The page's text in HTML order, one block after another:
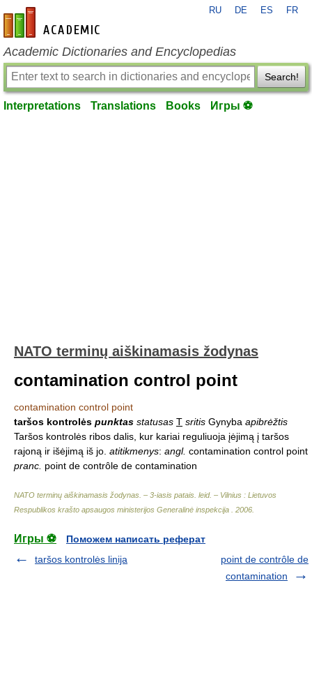
en-academic.com
RU DE ES FR
Academic Dictionaries and Encyclopedias
Search!
Interpretations Translations Books Игры ⚽
NATO terminų aiškinamasis žodynas
contamination control point
contamination control point
taršos kontrolės punktas statusas T sritis Gynyba apibrėžtis
Taršos kontrolės ribos dalis, kur kariai reguliuoja įėjimą į taršos
rajoną ir išėjimą iš jo. atitikmenys: angl. contamination control point
pranc. point de contrôle de contamination
NATO terminų aiškinamasis žodynas. – 3-iasis patais. leid. – Vilnius : Lietuvos
Respublikos krašto apsaugos ministerijos Generalinė inspekcija
2006
Игры ⚽
Поможем написать реферат
taršos kontrolės linija
point de contrôle de
contamination